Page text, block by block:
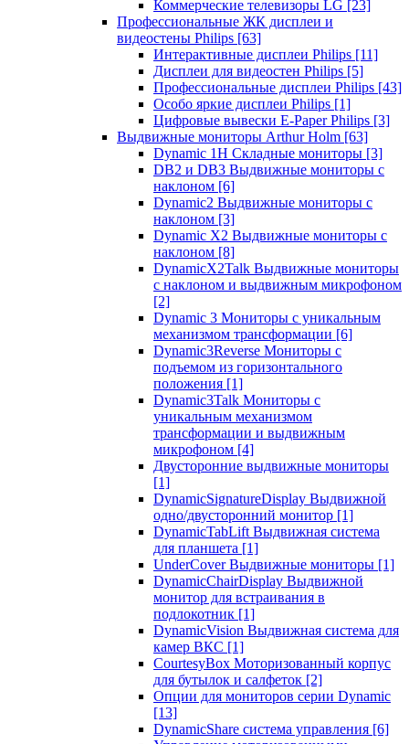
Коммерческие телевизоры LG [23]
Профессиональные ЖК дисплеи и
видеостены Philips [63]
Интерактивные дисплеи Philips [11]
Дисплеи для видеостен Philips [5]
Профессиональные дисплеи Philips [43]
Особо яркие дисплеи Philips [1]
Цифровые вывески E-Paper Philips [3]
Выдвижные мониторы Arthur Holm [63]
Dynamic 1Н Складные мониторы [3]
DB2 и DB3 Выдвижные мониторы с
наклоном [6]
Dynamic2 Выдвижные мониторы с
наклоном [3]
Dynamic X2 Выдвижные мониторы с
наклоном [8]
DynamicX2Talk Выдвижные мониторы
с наклоном и выдвижным микрофоном
[2]
Dynamic 3 Мониторы с уникальным
механизмом трансформации [6]
Dynamic3Reverse Мониторы с
подъемом из горизонтального
положения [1]
Dynamic3Talk Мониторы с
уникальным механизмом
трансформации и выдвижным
микрофоном [4]
Двусторонние выдвижные мониторы
[1]
DynamicSignatureDisplay Выдвижной
одно/двусторонний монитор [1]
DynamicTabLift Выдвижная система
для планшета [1]
UnderCover Выдвижные мониторы [1]
DynamicChairDisplay Выдвижной
монитор для встраивания в
подлокотник [1]
DynamicVision Выдвижная система для
камер ВКС [1]
CourtesyBox Моторизованный корпус
для бутылок и салфеток [2]
Опции для мониторов серии Dynamic
[13]
DynamicShare система управления [6]